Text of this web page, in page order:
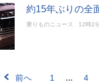
約15年ぶりの全
乗りものニュース 12時2
前へ 1 ... 4